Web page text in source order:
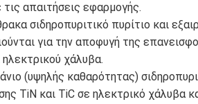
απαιτήσεις εφαρμογής.
σιδηροπυριτικό πυρίτιο και
για την αποφυγή της
χάλυβα.
(υψηλής καθαρότητας)
TiN και TiC σε ηλεκτρικό χάλυβα